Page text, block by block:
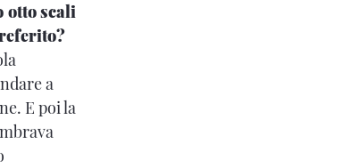
otto scali
a
E poi la